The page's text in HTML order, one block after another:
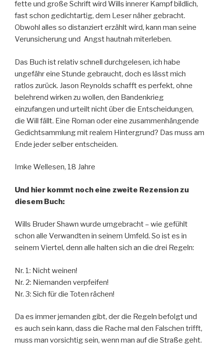
fette und große Schrift wird Wills innerer Kampf bildlich,
fast schon gedichtartig, dem Leser näher gebracht.
Obwohl alles so distanziert erzählt wird, kann man seine
Verunsicherung und Angst hautnah miterleben.
Das Buch ist relativ schnell durchgelesen, ich habe
ungefähr eine Stunde gebraucht, doch es lässt mich
ratlos zurück. Jason Reynolds schafft es perfekt, ohne
belehrend wirken zu wollen, den Bandenkrieg
einzufangen und urteilt nicht über die Entscheidungen,
die Will fällt. Eine Roman oder eine zusammenhängende
Gedichtsammlung mit realem Hintergrund? Das muss am
Ende jeder selber entscheiden.
Imke Wellesen, 18 Jahre
Und hier kommt noch eine zweite Rezension zu
diesem Buch:
Wills Bruder Shawn wurde umgebracht – wie gefühlt
schon alle Verwandten in seinem Umfeld. So ist es in
seinem Viertel, denn alle halten sich an die drei Regeln:
Nr. 1: Nicht weinen!
Nr. 2: Niemanden verpfeifen!
Nr. 3: Sich für die Toten rächen!
Da es immer jemanden gibt, der die Regeln befolgt und
es auch sein kann, dass die Rache mal den Falschen trifft,
muss man vorsichtig sein, wenn man auf die Straße geht.